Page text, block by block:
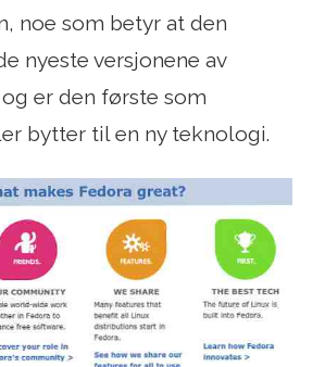
noe som betyr at den
nyeste versjonene av
er den første som
bytter til en ny teknologi.